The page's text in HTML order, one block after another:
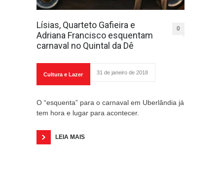
Lísias, Quarteto Gafieira e
Adriana Francisco esquentam
carnaval no Quintal da Dê
0
Cultura e Lazer 31 de janeiro de 2018
O “esquenta” para o carnaval em Uberlândia já
tem hora e lugar para acontecer.
LEIA MAIS